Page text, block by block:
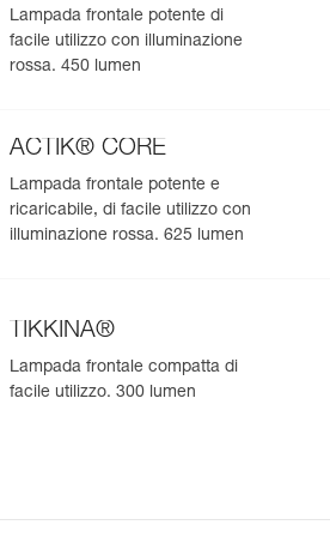
Lampada frontale potente di
facile utilizzo con illuminazione
rossa. 450 lumen
ACTIK® CORE
Lampada frontale potente e
ricaricabile, di facile utilizzo con
illuminazione rossa. 625 lumen
TIKKINA®
Lampada frontale compatta di
facile utilizzo. 300 lumen